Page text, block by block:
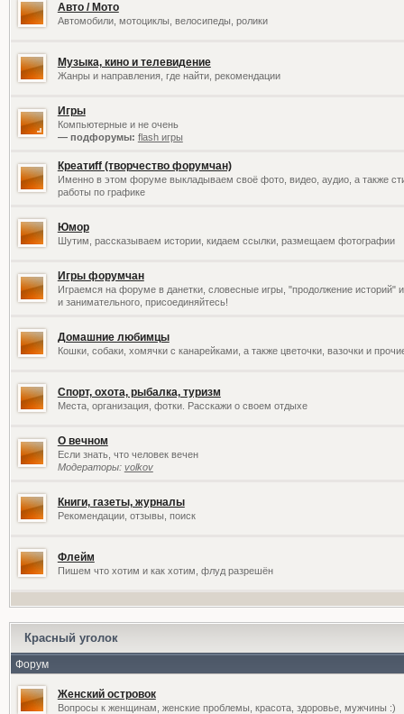
Авто / Мото
Автомобили, мотоциклы, велосипеды, ролики
Музыка, кино и телевидение
Жанры и направления, где найти, рекомендации
Игры
Компьютерные и не очень
— подфорумы: flash игры
Креатиff (творчество форумчан)
Именно в этом форуме выкладываем своё фото, видео, аудио, а также
работы по графике
Юмор
Шутим, рассказываем истории, кидаем ссылки, размещаем фотографии
Игры форумчан
Играемся на форуме в данетки, словесные игры, "продолжение историй"
и занимательного, присоединяйтесь!
Домашние любимцы
Кошки, собаки, хомячки с канарейками, а также цветочки, вазочки и
Спорт, охота, рыбалка, туризм
Места, организация, фотки. Расскажи о своем отдыхе
О вечном
Если знать, что человек вечен
Модераторы: volkov
Книги, газеты, журналы
Рекомендации, отзывы, поиск
Флейм
Пишем что хотим и как хотим, флуд разрешён
Красный уголок
Форум
Женский островок
Вопросы к женщинам, женские проблемы, красота, здоровье, мужчины :)